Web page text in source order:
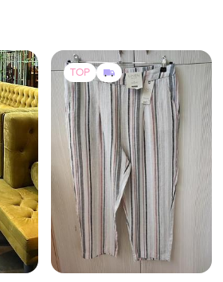
TOP